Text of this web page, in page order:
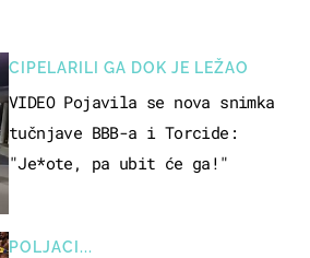
CIPELARILI GA DOK JE LEŽAO
VIDEO Pojavila se nova snimka
tučnjave BBB-a i Torcide:
"Je*ote, pa ubit će ga!"
POLJACI...